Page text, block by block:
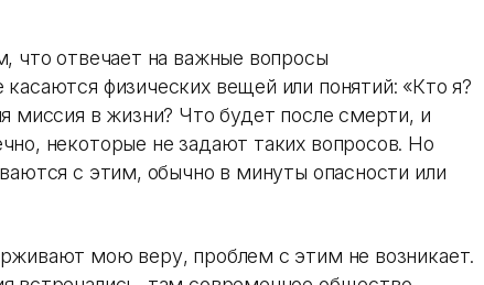
что отвечает на важные вопросы
физических вещей или понятий: «Кто я?
миссия в жизни? Что будет после смерти, и
некоторые не задают таких вопросов. Но
с этим, обычно в минуты опасности или
мою веру, проблем с этим не возникает.